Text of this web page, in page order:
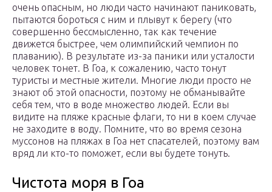
очень опасным, но люди часто начинают паниковать,
пытаются бороться с ним и плывут к берегу (что
совершенно бессмысленно, так как течение
движется быстрее, чем олимпийский чемпион по
плаванию). В результате из-за паники или усталости
человек тонет. В Гоа, к сожалению, часто тонут
туристы и местные жители. Многие люди просто не
знают об этой опасности, поэтому не обманывайте
себя тем, что в воде множество людей. Если вы
видите на пляже красные флаги, то ни в коем случае
не заходите в воду. Помните, что во время сезона
муссонов на пляжах в Гоа нет спасателей, поэтому вам
вряд ли кто-то поможет, если вы будете тонуть.
Чистота моря в Гоа